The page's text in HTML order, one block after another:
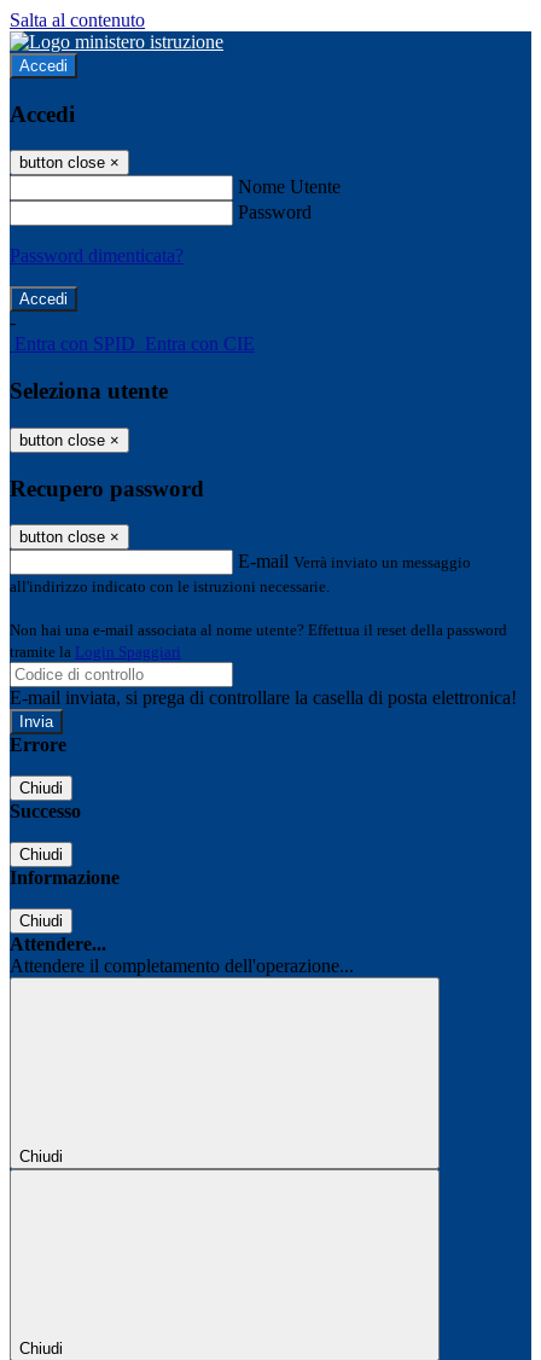
Salta al contenuto
Accedi
Accedi
button close ×
Nome Utente
Password
Password dimenticata?
-
Entra con SPID Entra con CIE
Seleziona utente
button close ×
Recupero password
button close ×
E-mail Verrà inviato un messaggio
all'indirizzo indicato con le istruzioni necessarie.
Non hai una e-mail associata al nome utente? Effettua il reset della password
tramite la Login Spaggiari
E-mail inviata, si prega di controllare la casella di posta elettronica!
Errore
Chiudi
Successo
Chiudi
Informazione
Chiudi
Attendere...
Attendere il completamento dell'operazione...
Chiudi
Chiudi